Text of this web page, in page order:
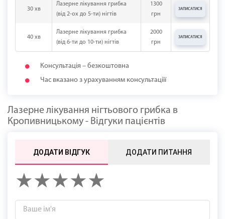
30 хв
Лазерне лікування грибка
(від 2-ох до 5-ти) нігтів
1300
грн
ЗАПИСАТИСЯ
40 хв
Лазерне лікування грибка
(від 6-ти до 10-ти) нігтів
2000
грн
ЗАПИСАТИСЯ
Консультація – безкоштовна
Час вказано з урахуванням консультаціїї
Лазерне лікування нігтьового грибка в
Кропивницькому - Відгуки пацієнтів
ДОДАТИ ВІДГУК ДОДАТИ ПИТАННЯ